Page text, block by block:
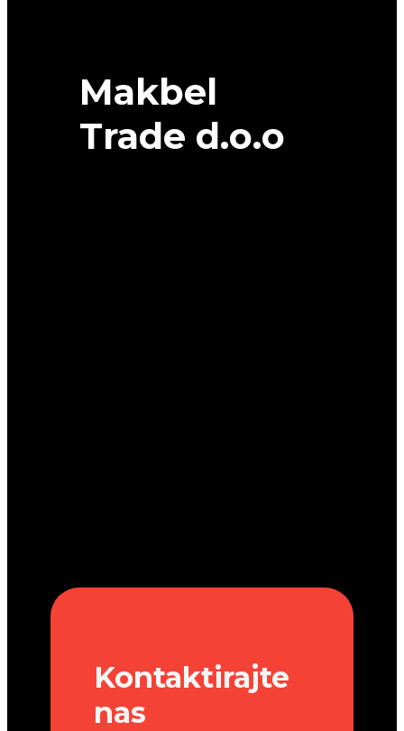
Makbel
Trade d.o.o
Kontaktirajte
nas